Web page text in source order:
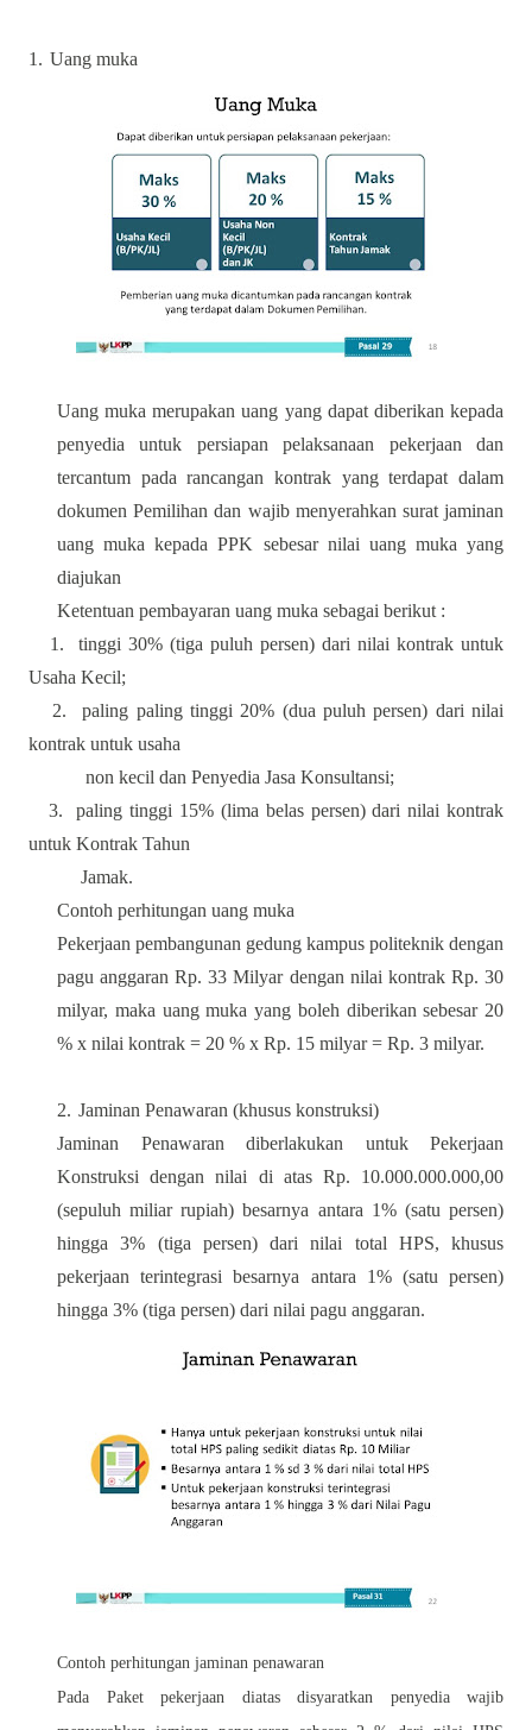
1. Uang muka
Uang muka merupakan uang yang dapat diberikan kepada
penyedia untuk persiapan pelaksanaan pekerjaan dan
tercantum pada rancangan kontrak yang terdapat dalam
dokumen Pemilihan dan wajib menyerahkan surat jaminan
uang muka kepada PPK sebesar nilai uang muka yang
diajukan
Ketentuan pembayaran uang muka sebagai berikut :
1.
tinggi 30% (tiga puluh persen) dari nilai kontrak untuk
Usaha Kecil;
2.
paling paling tinggi 20% (dua puluh persen) dari nilai
kontrak untuk usaha
non kecil dan Penyedia Jasa Konsultansi;
3.
paling tinggi 15% (lima belas persen) dari nilai kontrak
untuk Kontrak Tahun
Jamak.
Contoh perhitungan uang muka
Pekerjaan pembangunan gedung kampus politeknik dengan
pagu anggaran Rp. 33 Milyar dengan nilai kontrak Rp. 30
milyar, maka uang muka yang boleh diberikan sebesar 20
% x nilai kontrak = 20 % x Rp. 15 milyar = Rp. 3 milyar.
2. Jaminan Penawaran (khusus konstruksi)
Jaminan Penawaran diberlakukan untuk Pekerjaan
Konstruksi dengan nilai di atas Rp. 10.000.000.000,00
(sepuluh miliar rupiah) besarnya antara 1% (satu persen)
hingga 3% (tiga persen) dari nilai total HPS, khusus
pekerjaan terintegrasi besarnya antara 1% (satu persen)
hingga 3% (tiga persen) dari nilai pagu anggaran.
Contoh perhitungan jaminan penawaran
Pada Paket pekerjaan diatas disyaratkan penyedia wajib